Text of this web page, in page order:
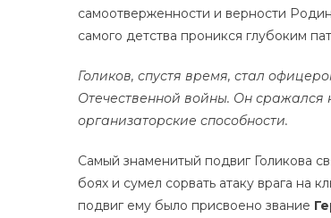
самоотверженности и верности
самого детства проникся глубоким
Голиков, спустя время, стал
Отечественной войны. Он
организаторские способности.
Самый знаменитый подвиг Голикова
боях и сумел сорвать атаку врага на
подвиг ему было присвоено звание